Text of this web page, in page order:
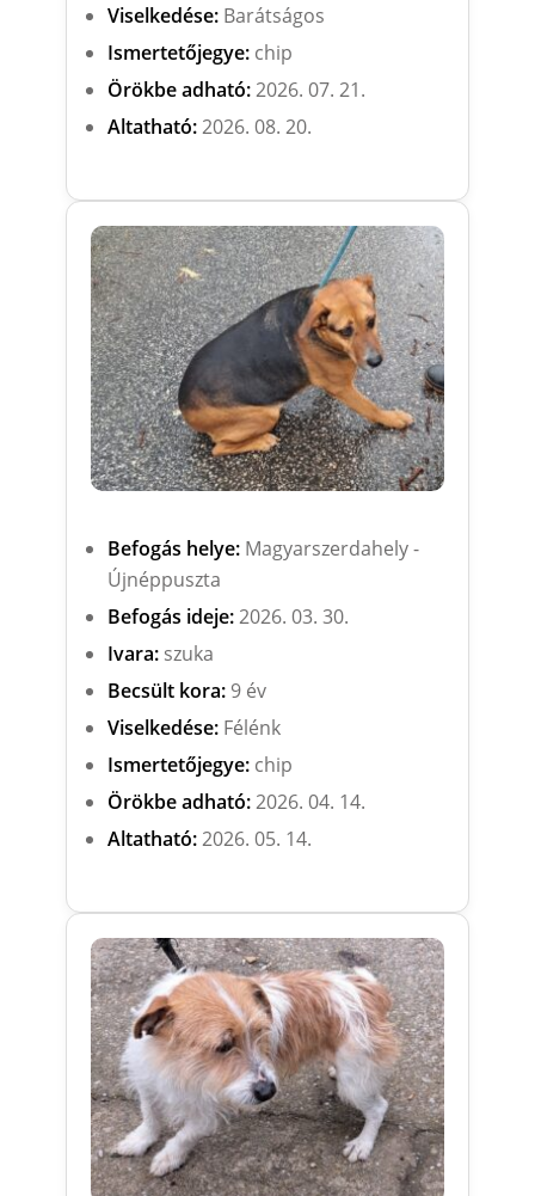
Viselkedése:Barátságos
Ismertetőjegye:chip
Örökbe adható:2026. 07. 21.
Altatható:2026. 08. 20.
Befogás helye:Magyarszerdahely -
Újnéppuszta
Befogás ideje:2026. 03. 30.
Ivara:szuka
Becsült kora:9 év
Viselkedése:Félénk
Ismertetőjegye:chip
Örökbe adható:2026. 04. 14.
Altatható:2026. 05. 14.